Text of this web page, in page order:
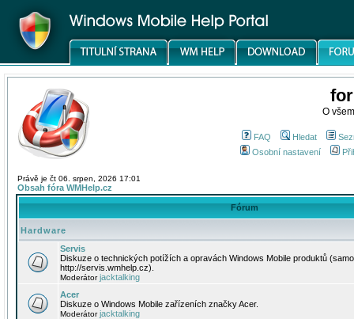
O
FAQ Hledat
Osobní nastavení
Právě je čt 06. srpen, 2026 17:01
Obsah fóra WMHelp.cz
Fórum
Hardware
Servis
Diskuze o technických potížích a opravách Windows Mobile produktů
http://servis.wmhelp.cz).
Moderátorjacktalking
Acer
Diskuze o Windows Mobile zařízeních značky Acer.
Moderátorjacktalking